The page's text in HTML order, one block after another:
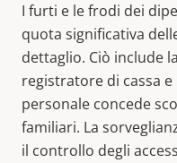
I furti e le frodi dei
quota significativa
dettaglio. Ciò include
registratore di cassa
personale concede
familiari. La
il controllo degli